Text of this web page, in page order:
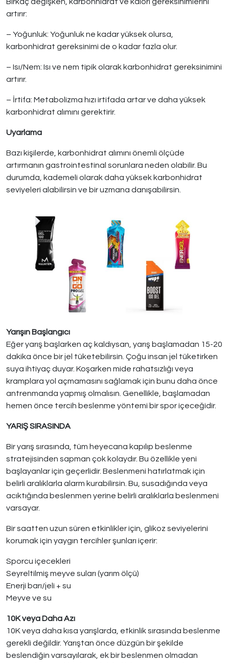
artırır:
– Yoğunluk: Yoğunluk ne kadar yüksek olursa,
karbonhidrat gereksinimi de o kadar fazla olur.
– Isı/Nem: Isı ve nem tipik olarak karbonhidrat gereksinimini
artırır.
– İrtifa: Metabolizma hızı irtifada artar ve daha yüksek
karbonhidrat alımını gerektirir.
Uyarlama
Bazı kişilerde, karbonhidrat alımını önemli ölçüde
artırmanın gastrointestinal sorunlara neden olabilir. Bu
durumda, kademeli olarak daha yüksek karbonhidrat
seviyeleri alabilirsin ve bir uzmana danışabilirsin.
Yarışın Başlangıcı
Eğer yarış başlarken aç kaldıysan, yarış başlamadan 15-20
dakika önce bir jel tüketebilirsin. Çoğu insan jel tüketirken
suya ihtiyaç duyar. Koşarken mide rahatsızlığı veya
kramplara yol açmamasını sağlamak için bunu daha önce
antrenmanda yapmış olmalısın. Genellikle, başlamadan
hemen önce tercih beslenme yöntemi bir spor içeceğidir.
YARIŞ SIRASINDA
Bir yarış sırasında, tüm heyecana kapılıp beslenme
stratejisinden sapman çok kolaydır. Bu özellikle yeni
başlayanlar için geçerlidir. Beslenmeni hatırlatmak için
belirli aralıklarla alarm kurabilirsin. Bu, susadığında veya
acıktığında beslenmen yerine belirli aralıklarla beslenmeni
varsayar.
Bir saatten uzun süren etkinlikler için, glikoz seviyelerini
korumak için yaygın tercihler şunları içerir:
Sporcu içecekleri
Seyreltilmiş meyve suları (yarım ölçü)
Enerji barı/jeli + su
Meyve ve su
10K veya Daha Azı
10K veya daha kısa yarışlarda, etkinlik sırasında beslenme
gerekli değildir. Yarıştan önce düzgün bir şekilde
beslendiğin varsayılarak, ek bir beslenmen olmadan